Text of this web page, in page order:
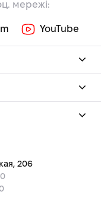
мережі:
YouTube
206